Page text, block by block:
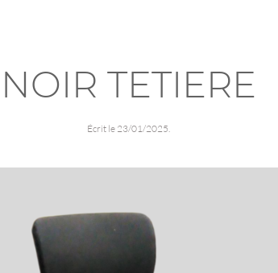
NOIR TETIERE
Écrit le 23/01/2025.